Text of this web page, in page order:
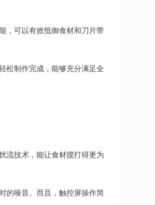
，可以有效抵御食材和刀片带
松制作完成，能够充分满足全
流技术，能让食材搅打得更为
的噪音。而且，触控屏操作简